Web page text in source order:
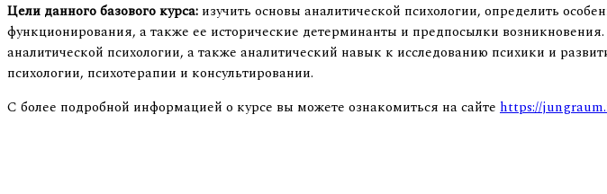
Цели данного базового курса: изучить основы аналитической психологии, определить
функционирования, а также ее исторические детерминанты и предпосылки
аналитической психологии, а также аналитический навык к исследованию психики и
психологии, психотерапии и консультировании.
С более подробной информацией о курсе вы можете ознакомиться на сайте https://